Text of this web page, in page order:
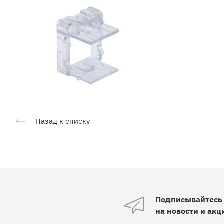
Назад к списку
Подписывайтесь
на новости и